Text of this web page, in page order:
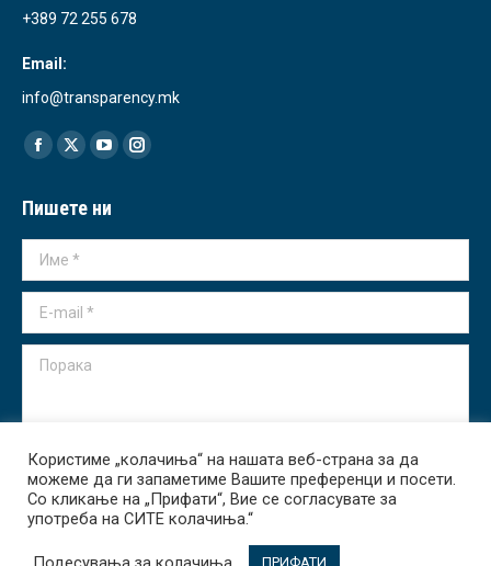
+389 72 255 678
Email:
info@transparency.mk
Find us on:
Facebook
opens
in
new
X
opens
in
YouTube
opens
in
Instagram
in
Пишете ни
Име *
E-mail *
Порака
Испрати
Користиме „колачиња“ на нашата веб-страна за да
можеме да ги запаметиме Вашите преференци и посети.
Со кликање на „Прифати“, Вие се согласувате за
употреба на СИТЕ колачиња.“
ПРИФАТИ